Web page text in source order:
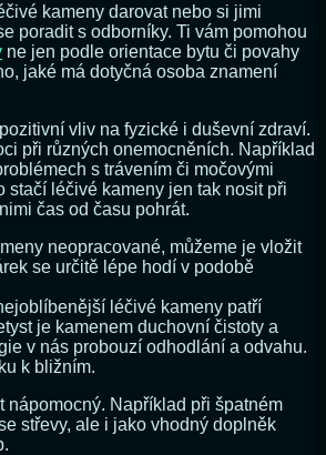
kameny darovat nebo si jimi
poradit s odborníky. Ti vám pomohou
ne jen podle orientace bytu či povahy
jaké má dotyčná osoba znamení
vliv na fyzické i duševní zdraví.
při různých onemocněních. Například
s trávením či močovými
stačí léčivé kameny jen tak nosit při
čas od času pohrát.
neopracované, můžeme je vložit
se určitě lépe hodí v podobě
léčivé kameny patří
je kamenem duchovní čistoty a
v nás probouzí odhodlání a odvahu.
k bližním.
nápomocný. Například při špatném
střevy, ale i jako vhodný doplněk